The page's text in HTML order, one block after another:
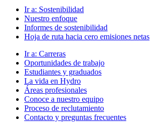
Ir a: Sostenibilidad
Nuestro enfoque
Informes de sostenibilidad
Hoja de ruta hacia cero emisiones netas
Ir a: Carreras
Oportunidades de trabajo
Estudiantes y graduados
La vida en Hydro
Áreas profesionales
Conoce a nuestro equipo
Proceso de reclutamiento
Contacto y preguntas frecuentes